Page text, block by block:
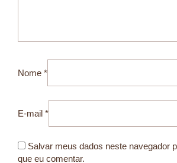
Nome *
E-mail *
Salvar meus dados neste navegador
que eu comentar.